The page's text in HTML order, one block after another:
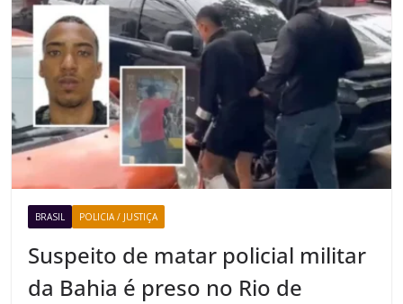
BRASIL POLICIA / JUSTIÇA
Suspeito de matar policial militar
da Bahia é preso no Rio de